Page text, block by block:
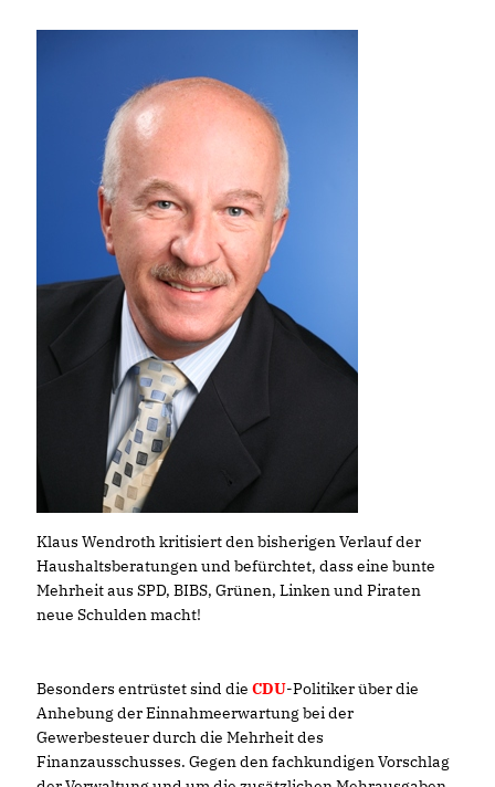
Klaus Wendroth kritisiert den bisherigen Verlauf der
Haushaltsberatungen und befürchtet, dass eine bunte
Mehrheit aus SPD, BIBS, Grünen, Linken und Piraten
neue Schulden macht!
Besonders entrüstet sind die CDU-Politiker über die
Anhebung der Einnahmeerwartung bei der
Gewerbesteuer durch die Mehrheit des
Finanzausschusses. Gegen den fachkundigen Vorschlag